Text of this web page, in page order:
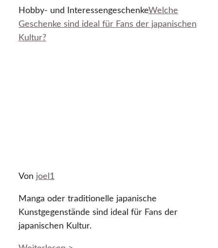
Hobby- und InteressengeschenkeWelche
Geschenke sind ideal für Fans der japanischen
Kultur?
Von joel1
Manga oder traditionelle japanische
Kunstgegenstände sind ideal für Fans der
japanischen Kultur.